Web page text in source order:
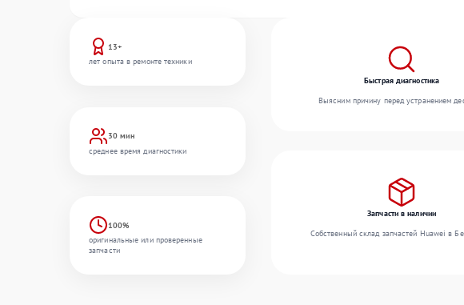
13+
лет опыта в ремонте техники
30 мин
среднее время диагностики
100%
оригинальные или проверенные
запчасти
Быстрая диагностика
Выясним причину перед устранением
Запчасти в наличии
Собственный склад запчастей Huawei в